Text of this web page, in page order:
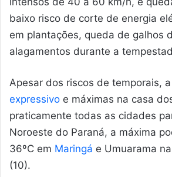
baixo risco de corte de energia
em plantações, queda de galhos
alagamentos durante a
Apesar dos riscos de temporais, a
expressivo e máximas na casa
praticamente todas as cidades
Noroeste do Paraná, a máxima
36ºC em Maringá e Umuarama
(10).